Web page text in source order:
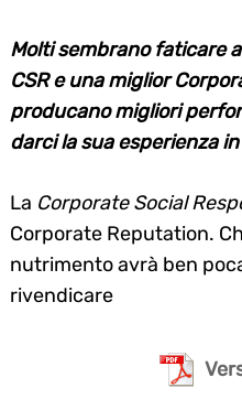
Molti sembrano faticare
CSR e una miglior
producano migliori
darci la sua esperienza
La Corporate Social
Corporate Reputation.
nutrimento avrà ben
rivendicare